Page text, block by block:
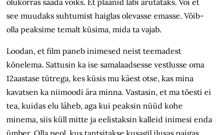
olukorras saada võiks. Et plaanid läbi arutataks. Või et
see muudaks suhtumist haiglas olevasse emasse. Võib-
olla peaksime temalt küsima, mida ta vajab.
Loodan, et film paneb inimesed neist teemadest
kõnelema. Sattusin ka ise samalaadsesse vestlusse oma
12aastase tütrega, kes küsis mu käest otse, kas mina
kavatsen ka niimoodi ära minna. Vastasin, et ma tõesti ei
tea, kuidas elu läheb, aga kui peaksin nüüd kohe
minema, siis küll mitte ja eelistaksin kalleid inimesi enda